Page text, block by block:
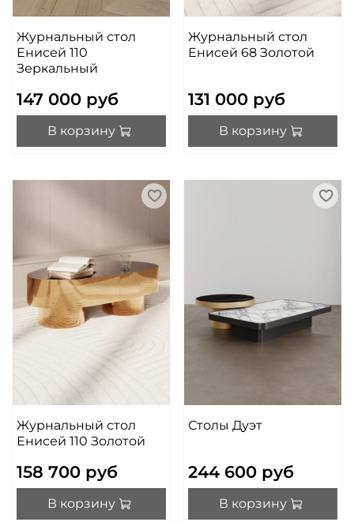
Журнальный стол
Енисей 110
Зеркальный
147 000 руб
В корзину
Журнальный стол
Енисей 68 Золотой
131 000 руб
В корзину
Журнальный стол
Енисей 110 Золотой
158 700 руб
В корзину
Столы Дуэт
244 600 руб
В корзину